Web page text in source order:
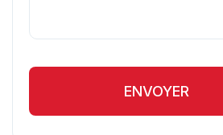
ENVOYER